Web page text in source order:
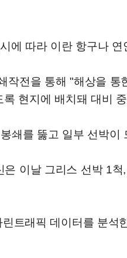
에 따라 이란 항구나
작전을 통해 "해상을
현지에 배치돼 대비
쇄를 뚫고 일부 선박이
은 이날 그리스 선박 1
트래픽 데이터를 분